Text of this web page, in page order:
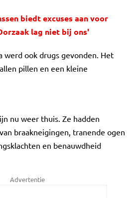
biedt excuses aan voor
lag niet bij ons'
werd ook drugs gevonden. Het
pillen en een kleine
nu weer thuis. Ze hadden
braakneigingen, tranende ogen
en benauwdheid
Advertentie